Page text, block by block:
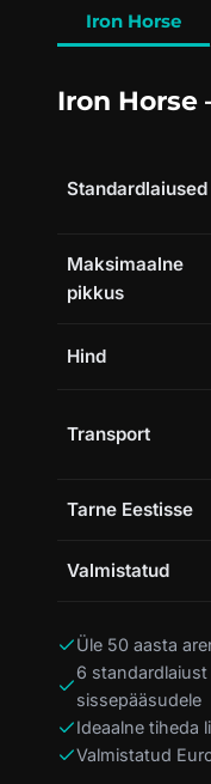
Iron Horse
Iron
Standardlaiused
Maksimaalne
pikkus
Hind
Transport
Tarne Eestisse
Valmistatud
Üle 50 aasta
6
sissepääsudele
Ideaalne tiheda
Valmistatud